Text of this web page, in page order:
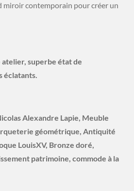
miroir contemporain pour créer un
superbe état de
éclatants.
Alexandre Lapie, Meuble
géométrique, Antiquité
LouisXV, Bronze doré,
patrimoine, commode à la